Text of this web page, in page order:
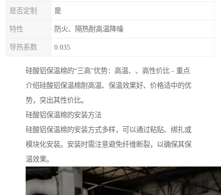
是否定制 是
特性 防火、隔热耐高温降噪
导热系数 0.035
硅酸铝保温棉的“三高”优势：高温、、高性价比 - 重点
介绍硅酸铝保温棉耐高温、保温效果好、价格适中的优
势，突出其性价比。
硅酸铝保温棉的安装方法
硅酸铝保温棉的安装方式多样，可以通过粘贴、绑扎或
模块化安装。安装时需注意避免纤维断裂，以确保其保
温效果。